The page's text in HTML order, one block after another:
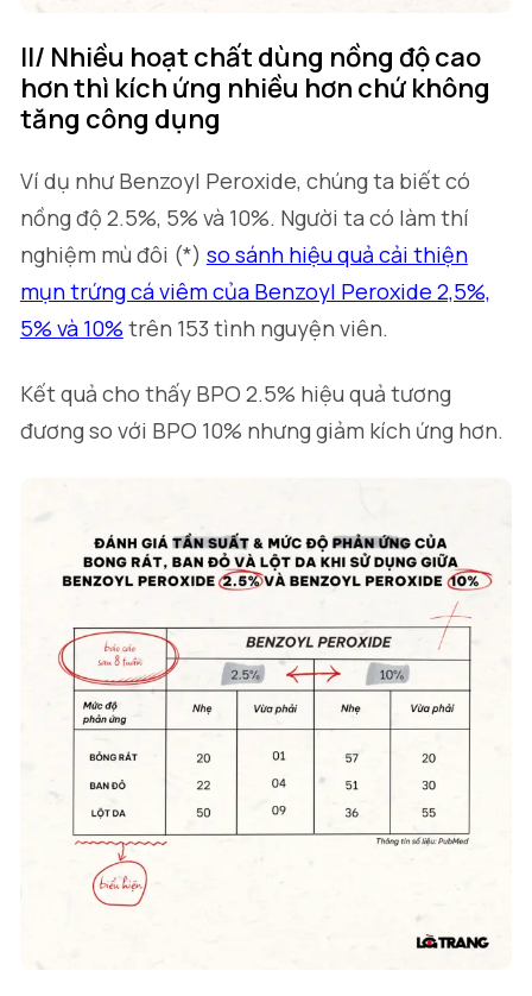
II/ Nhiều hoạt chất dùng nồng độ cao
hơn thì kích ứng nhiều hơn chứ không
tăng công dụng
Ví dụ như Benzoyl Peroxide, chúng ta biết có
nồng độ 2.5%, 5% và 10%. Người ta có làm thí
nghiệm mù đôi (*) so sánh hiệu quả cải thiện
mụn trứng cá viêm của Benzoyl Peroxide 2,5%,
5% và 10% trên 153 tình nguyện viên.
Kết quả cho thấy BPO 2.5% hiệu quả tương
đương so với BPO 10% nhưng giảm kích ứng hơn.